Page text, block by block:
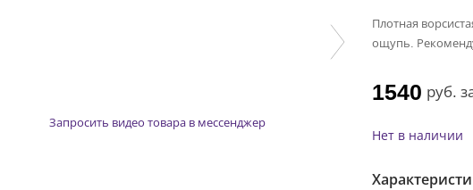
Запросить видео товара в мессенджер
Плотная
ощупь.
1540 руб.
Нет в наличии